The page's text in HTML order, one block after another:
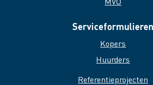
Serviceformulieren
Kopers
Huurders
Referentieprojecten